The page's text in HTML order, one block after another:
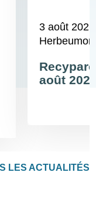
3 août 2026
août
LES ACTUALITÉS